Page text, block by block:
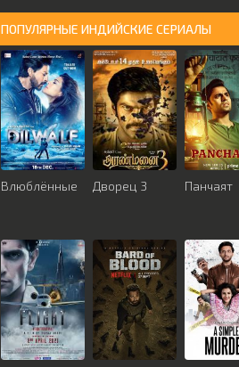
ПОПУЛЯРНЫЕ ИНДИЙСКИЕ СЕРИАЛЫ
Влюблённые Дворец 3 Панчаят